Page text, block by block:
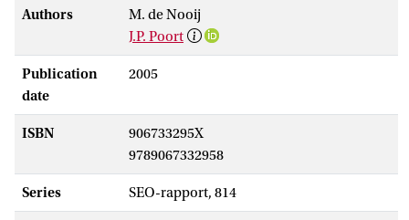
Authors
M. de Nooij
J.P. Poort
Publication
date
2005
ISBN
906733295X
9789067332958
Series SEO-rapport, 814